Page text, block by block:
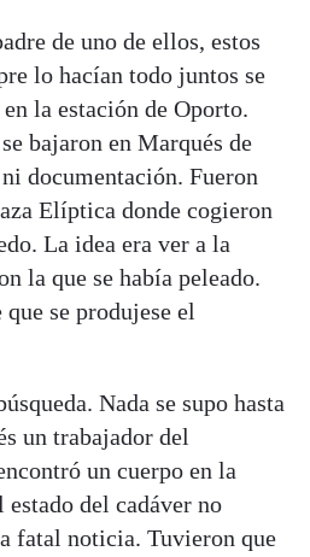
de uno de ellos, estos
lo hacían todo juntos se
la estación de Oporto.
bajaron en Marqués de
documentación. Fueron
Elíptica donde cogieron
La idea era ver a la
la que se había peleado.
se produjese el
Nada se supo hasta
un trabajador del
un cuerpo en la
del cadáver no
fatal noticia. Tuvieron que